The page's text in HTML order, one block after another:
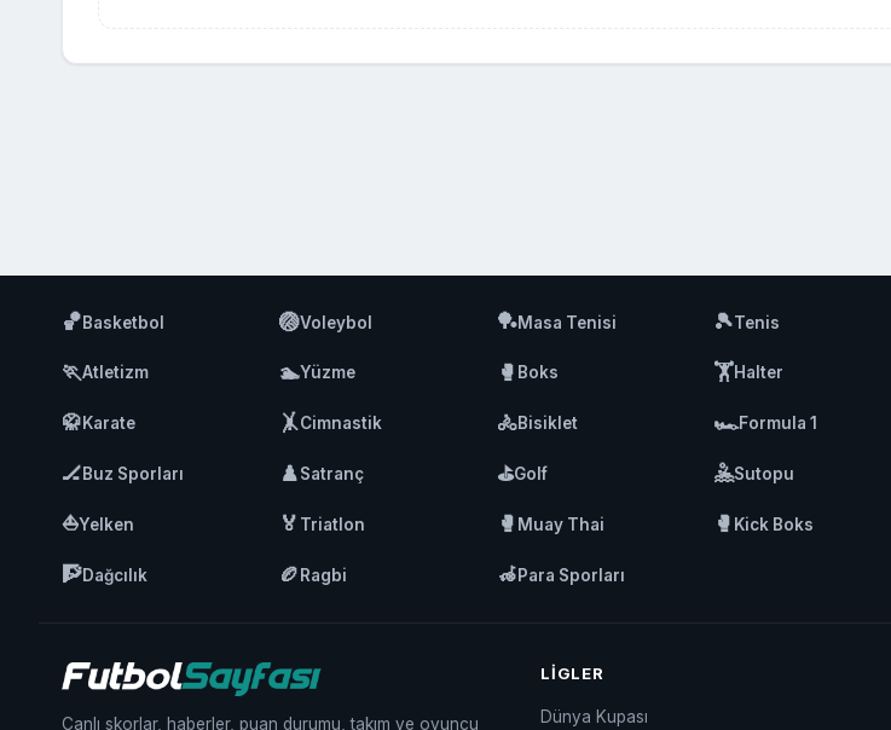
🏀Basketbol 🏐Voleybol 🏓Masa Tenisi 🎾Tenis
🏃Atletizm 🏊Yüzme 🥊 Boks 🏋️Halter
🥋Karate 🤸Cimnastik 🚴Bisiklet 🏎️Formula 1
🏒Buz Sporları ♟️Satranç ⛳Golf 🤽Sutopu
⛵Yelken 🏅 Triatlon 🥊 Muay Thai 🥊 Kick Boks
🧗Dağcılık 🏉 Ragbi 🦽Para Sporları
Canlı skorlar, haberler, puan durumu, takım ve oyuncu
LIGLER
Dünya Kupası